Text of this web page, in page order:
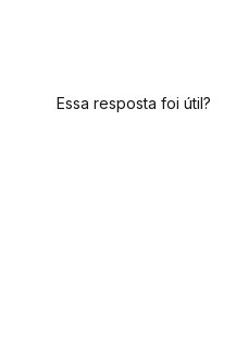
Essa resposta foi útil?